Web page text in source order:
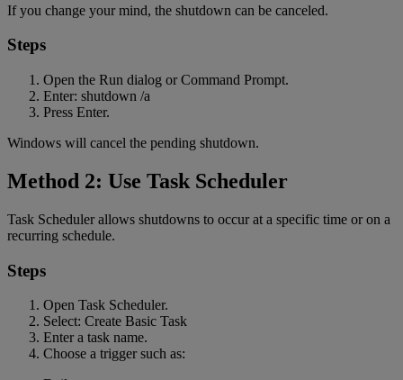
If you change your mind, the shutdown can be canceled.
Steps
Open the Run dialog or Command Prompt.
Enter: shutdown /a
Press Enter.
Windows will cancel the pending shutdown.
Method 2: Use Task Scheduler
Task Scheduler allows shutdowns to occur at a specific time or on a
recurring schedule.
Steps
Open Task Scheduler.
Select: Create Basic Task
Enter a task name.
Choose a trigger such as: